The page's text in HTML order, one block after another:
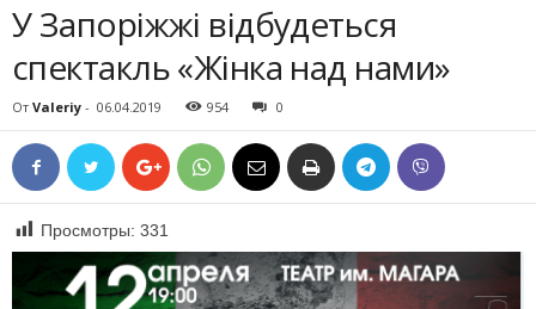
У Запоріжжі відбудеться
спектакль «Жінка над нами»
От Valeriy - 06.04.2019 954 0
Просмотры: 331